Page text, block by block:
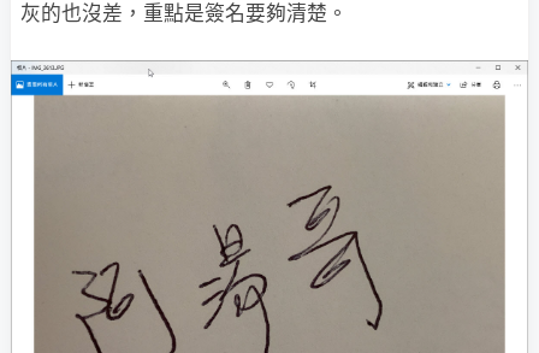
灰的也沒差，重點是簽名要夠清楚。